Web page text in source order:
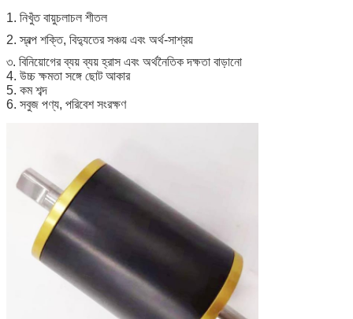
1. নিখুঁত বায়ুচলাচল শীতল
2. স্বল্প শক্তি, বিদ্যুতের সঞ্চয় এবং অর্থ-সাশ্রয়
৩. বিনিয়োগের ব্যয় ব্যয় হ্রাস এবং অর্থনৈতিক দক্ষতা বাড়ানো
4. উচ্চ ক্ষমতা সঙ্গে ছোট আকার
5. কম শব্দ
6. সবুজ পণ্য, পরিবেশ সংরক্ষণ